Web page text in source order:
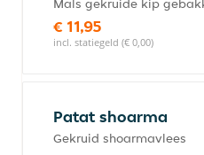
Mals gekruide kip
€ 11,95
incl. statiegeld (€ 0,00)
Patat shoarma
Gekruid shoarmavlees